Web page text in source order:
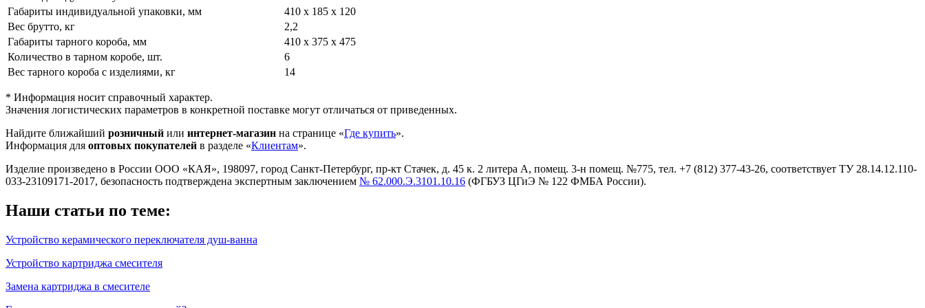
Габариты индивидуальной упаковки, мм
410 х 185 х 120
Вес брутто, кг
2,2
Габариты тарного короба, мм
410 х 375 х 475
Количество в тарном коробе, шт.
6
Вес тарного короба с изделиями, кг
14
* Информация носит справочный характер.
Значения логистических параметров в конкретной поставке могут отличаться от приведенных.
Найдите ближайший розничный или интернет-магазин на странице «Где купить».
Информация для оптовых покупателей в разделе «Клиентам».
Изделие произведено в России ООО «КАЯ», 198097, город Санкт-Петербург, пр-кт Стачек, д. 45 к. 2 литера А, помещ. 3-н помещ. №775, тел. +7 (812) 377-43-26, cоответствует ТУ 28.14.12.110-
033-23109171-2017, безопасность подтверждена экспертным заключением № 62.000.Э.3101.10.16 (ФГБУЗ ЦГиЭ № 122 ФМБА России).
Наши статьи по теме:
Устройство керамического переключателя душ-ванна
Устройство картриджа смесителя
Замена картриджа в смесителе